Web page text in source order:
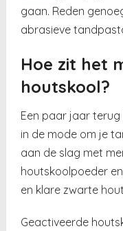
gaan. Reden
abrasieve
Hoe zit het
houtskool?
Een paar jaar
in de mode om je
aan de slag met
houtskoolpoeder
en klare zwarte
Geactiveerde